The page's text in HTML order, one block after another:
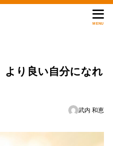
MENU
より良い自分になれ
武内 和恵